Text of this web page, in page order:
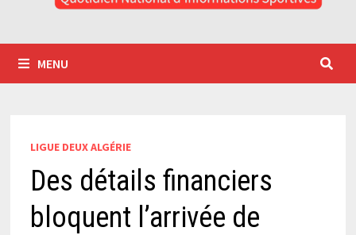
MENU
LIGUE DEUX ALGÉRIE
Des détails financiers
bloquent l’arrivée de